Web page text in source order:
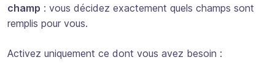
champ : vous décidez exactement quels champs sont
remplis pour vous.
Activez uniquement ce dont vous avez besoin :